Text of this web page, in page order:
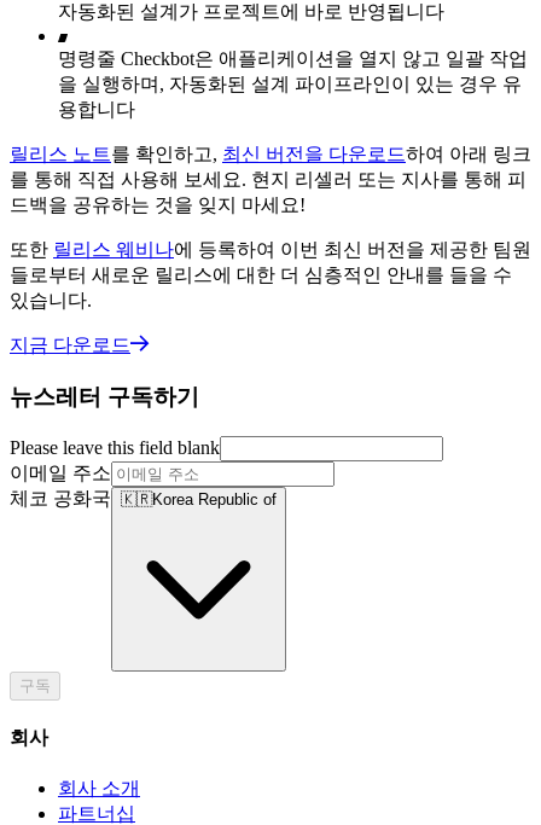
자동화된 설계가 프로젝트에 바로 반영됩니다
명령줄 Checkbot은 애플리케이션을 열지 않고 일괄 작업
을 실행하며, 자동화된 설계 파이프라인이 있는 경우 유
용합니다
릴리스 노트를 확인하고, 최신 버전을 다운로드하여 아래 링크
를 통해 직접 사용해 보세요. 현지 리셀러 또는 지사를 통해 피
드백을 공유하는 것을 잊지 마세요!
또한 릴리스 웨비나에 등록하여 이번 최신 버전을 제공한 팀원
들로부터 새로운 릴리스에 대한 더 심층적인 안내를 들을 수
있습니다.
지금 다운로드
뉴스레터 구독하기
Please leave this field blank
이메일 주소
체코 공화국 🇰🇷Korea Republic of
구독
회사
회사 소개
파트너십